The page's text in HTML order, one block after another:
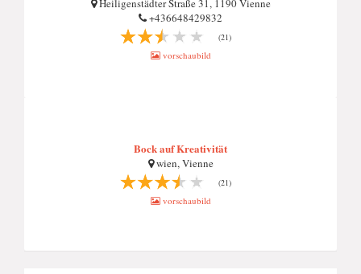
Heiligenstädter Straße 31, 1190 Vienne
+436648429832
(21)
vorschaubild
Bock auf Kreativität
wien, Vienne
(21)
vorschaubild